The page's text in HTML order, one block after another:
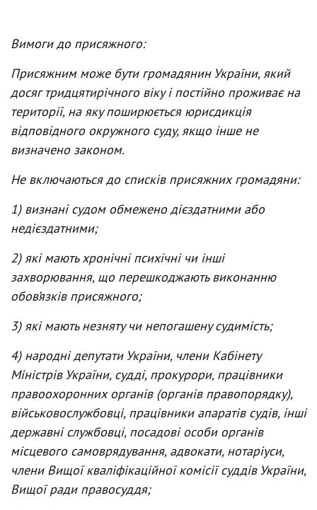
Вимоги до присяжного:
Присяжним може бути громадянин України, який
досяг тридцятирічного віку і постійно проживає на
території, на яку поширюється юрисдикція
відповідного окружного суду, якщо інше не
визначено законом.
Не включаються до списків присяжних громадяни:
1) визнані судом обмежено дієздатними або
недієздатними;
2) які мають хронічні психічні чи інші
захворювання, що перешкоджають виконанню
обов’язків присяжного;
3) які мають незняту чи непогашену судимість;
4) народні депутати України, члени Кабінету
Міністрів України, судді, прокурори, працівники
правоохоронних органів (органів правопорядку),
військовослужбовці, працівники апаратів судів, інші
державні службовці, посадові особи органів
місцевого самоврядування, адвокати, нотаріуси,
члени Вищої кваліфікаційної комісії суддів України,
Вищої ради правосуддя;